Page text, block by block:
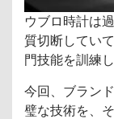
ウブロ時計は
質切断してい
門技能を訓練し
今回、ブランド
璧な技術を、